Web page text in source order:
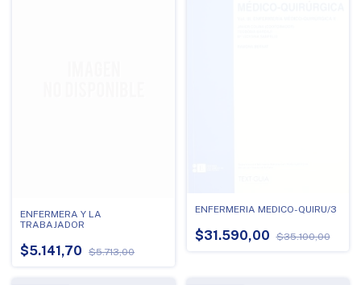
ENFERMERA Y LA
TRABAJADOR
$5.141,70 $5.713,00
ENFERMERIA MEDICO-QUIRU/3
$31.590,00 $35.100,00